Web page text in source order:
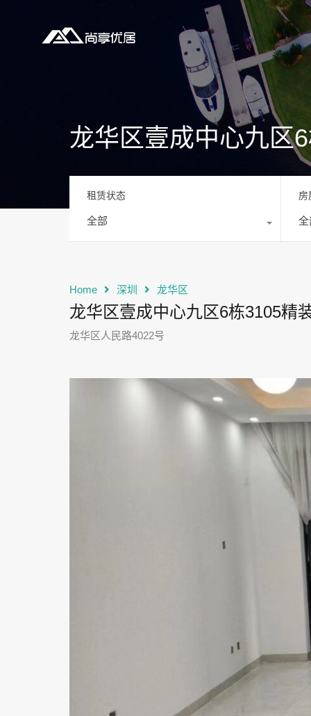
龙华区壹成中心九区
租赁状态
全部
房
全
Home 深圳 龙华区
龙华区壹成中心九区6栋3105精
龙华区人民路4022号